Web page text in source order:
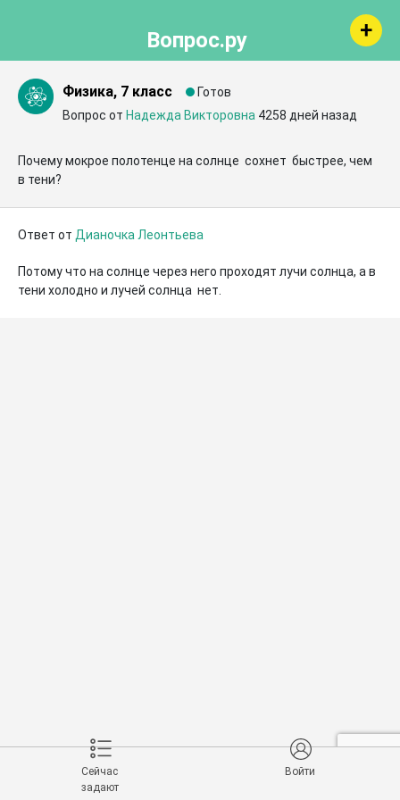
Вопрос.ру
Физика, 7 класс
Готов
Вопрос от Надежда Викторовна 4258 дней назад
Почему мокрое полотенце на солнце  сохнет  быстрее, чем
в тени?
Ответ от Дианочка Леонтьева
Потому что на солнце через него проходят лучи солнца, а в
тени холодно и лучей солнца  нет.
Сейчас
задают
Войти